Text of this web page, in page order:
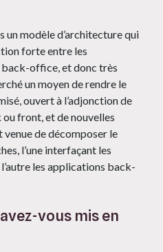
un modèle d’architecture qui
forte entre les
office, et donc très
un moyen de rendre le
ouvert à l’adjonction de
front, et de nouvelles
venue de décomposer le
l’une interfaçant les
les applications back-
vous mis en